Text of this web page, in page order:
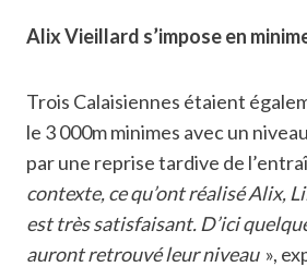
Alix Vieillard s’impose en
Trois Calaisiennes étaient
le 3 000m minimes avec un
par une reprise tardive de
contexte, ce qu’ont réalisé Alix,
est très satisfaisant. D’ici
auront retrouvé leur niveau »,